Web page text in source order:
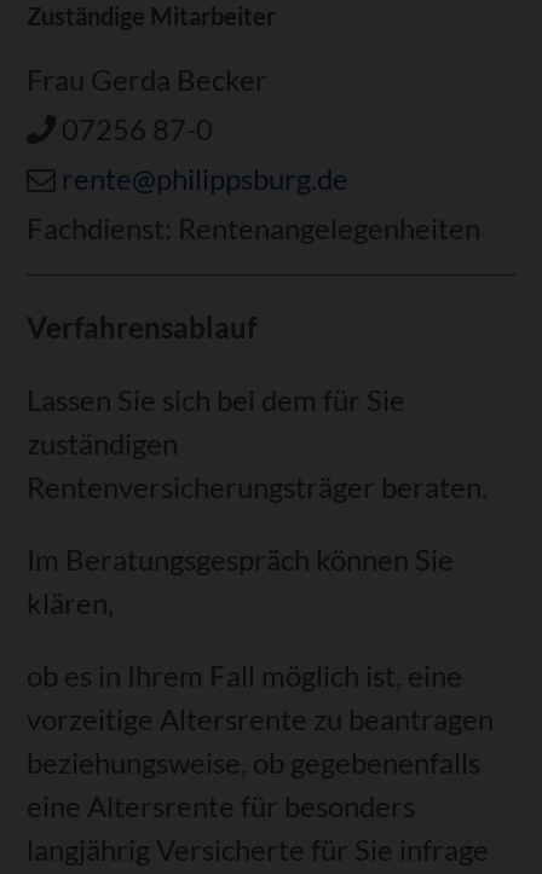
Zuständige Mitarbeiter
Frau Gerda Becker
07256 87-0
rente@philippsburg.de
Fachdienst: Rentenangelegenheiten
Verfahrensablauf
Lassen Sie sich bei dem für Sie
zuständigen
Rentenversicherungsträger beraten.
Im Beratungsgespräch können Sie
klären,
ob es in Ihrem Fall möglich ist, eine
vorzeitige Altersrente zu beantragen
beziehungsweise, ob gegebenenfalls
eine Altersrente für besonders
langjährig Versicherte für Sie infrage